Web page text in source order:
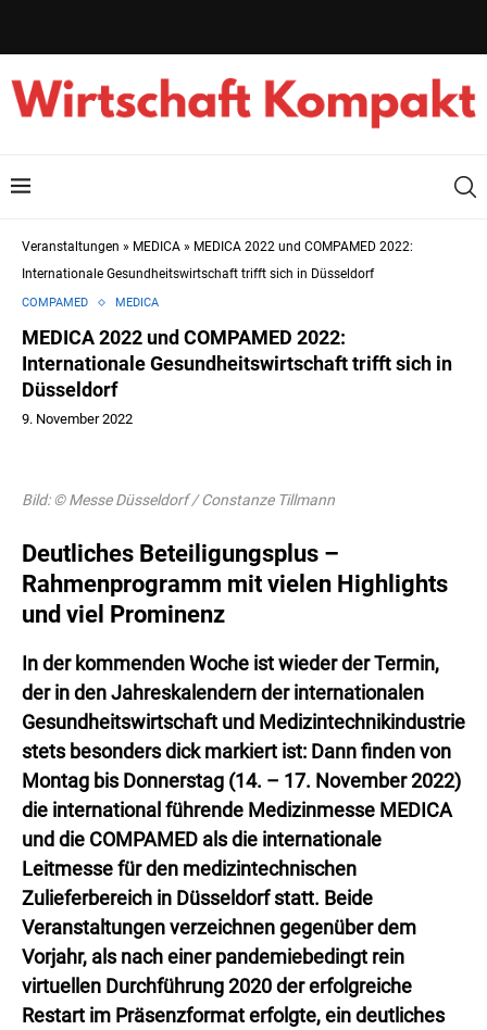
Veranstaltungen » MEDICA » MEDICA 2022 und COMPAMED 2022:
Internationale Gesundheitswirtschaft trifft sich in Düsseldorf
COMPAMED MEDICA
MEDICA 2022 und COMPAMED 2022:
Internationale Gesundheitswirtschaft trifft sich in
Düsseldorf
9. November 2022
Bild: © Messe Düsseldorf / Constanze Tillmann
Deutliches Beteiligungsplus –
Rahmenprogramm mit vielen Highlights
und viel Prominenz
In der kommenden Woche ist wieder der Termin,
der in den Jahreskalendern der internationalen
Gesundheitswirtschaft und Medizintechnikindustrie
stets besonders dick markiert ist: Dann finden von
Montag bis Donnerstag (14. – 17. November 2022)
die international führende Medizinmesse MEDICA
und die COMPAMED als die internationale
Leitmesse für den medizintechnischen
Zulieferbereich in Düsseldorf statt. Beide
Veranstaltungen verzeichnen gegenüber dem
Vorjahr, als nach einer pandemiebedingt rein
virtuellen Durchführung 2020 der erfolgreiche
Restart im Präsenzformat erfolgte, ein deutliches